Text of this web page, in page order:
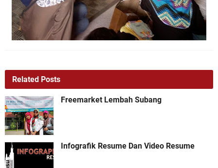
Related Posts
Freemarket Lembah Subang
Infografik Resume Dan Video Resume